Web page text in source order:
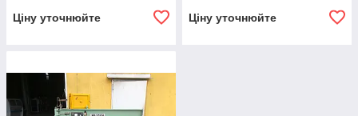
Ціну уточнюйте Ціну уточнюйте